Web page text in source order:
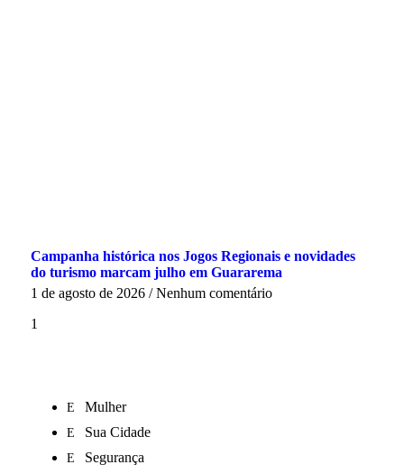
Campanha histórica nos Jogos Regionais e novidades
do turismo marcam julho em Guararema
1 de agosto de 2026 Nenhum comentário
Mulher
Sua Cidade
Segurança